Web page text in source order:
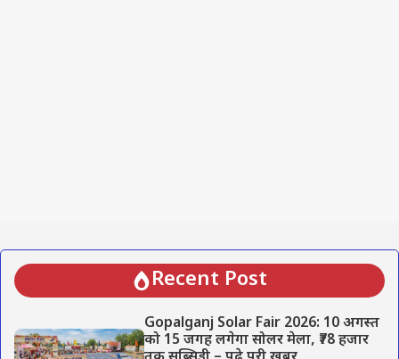
Recent Post
Gopalganj Solar Fair 2026: 10 अगस्त
को 15 जगह लगेगा सोलर मेला, ₹78 हजार